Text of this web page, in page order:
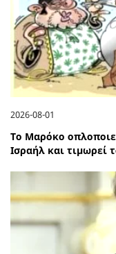
2026-08-01
Το Μαρόκο
Ισραήλ και τιμωρεί